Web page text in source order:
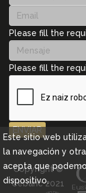
Please fill the
Please fill the
ENVIAR
Copyright ©
Cebanc 2021
Este sitio web
la navegación y
acepta que
dispositivo.